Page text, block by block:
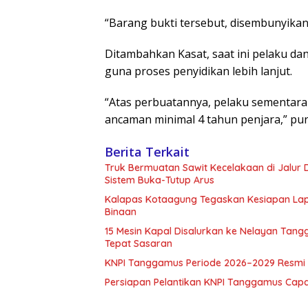
“Barang bukti tersebut,
Ditambahkan Kasat, saat ini pelaku
guna proses penyidikan lebih lanjut.
“Atas perbuatannya, pelaku
ancaman minimal 4 tahun penjara,”
Berita Terkait
Truk Bermuatan Sawit Kecelakaan di Jalur
Sistem Buka-Tutup Arus
Kalapas Kotaagung Tegaskan Kesiapan
Binaan
15 Mesin Kapal Disalurkan ke Nelayan
Tepat Sasaran
KNPI Tanggamus Periode 2026–2029
Persiapan Pelantikan KNPI Tanggamus